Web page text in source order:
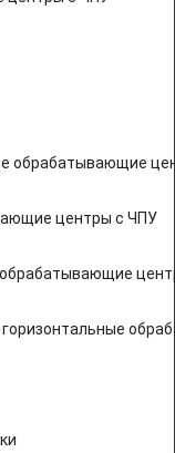
обрабатывающие
центры с ЧПУ